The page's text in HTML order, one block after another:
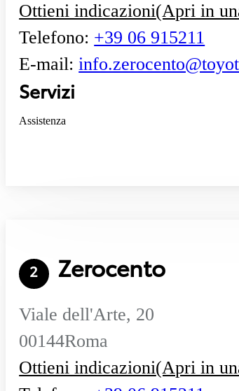
Ottieni indicazioni(Apri in
Telefono: +39 06 915211
E-mail:
Servizi
Assistenza
2 Zerocento
Viale dell'Arte, 20
00144Roma
Ottieni indicazioni(Apri in